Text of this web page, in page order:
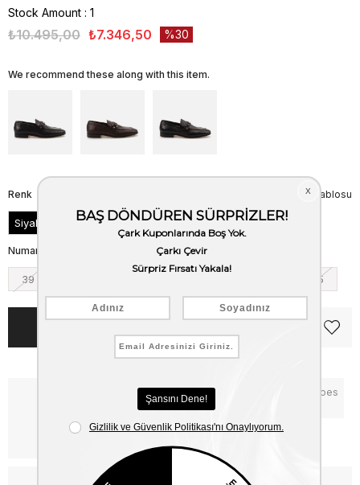
Stock Amount : 1
₺10.495,00 ₺7.346,50 30
We recommend these along with this item.
Beden Tablosu
Renk
Siyah
Numara
39 45
Notify me when the price goes
down